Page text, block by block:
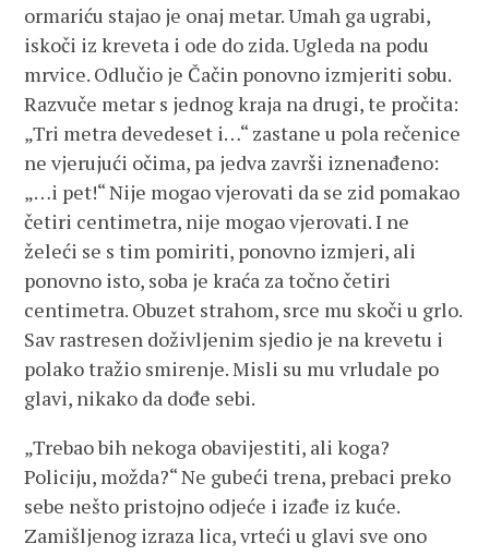
ormariću stajao je onaj metar. Umah ga ugrabi,
iskoči iz kreveta i ode do zida. Ugleda na podu
mrvice. Odlučio je Čačin ponovno izmjeriti sobu.
Razvuče metar s jednog kraja na drugi, te pročita:
„Tri metra devedeset i…“ zastane u pola rečenice
ne vjerujući očima, pa jedva završi iznenađeno:
„…i pet!“ Nije mogao vjerovati da se zid pomakao
četiri centimetra, nije mogao vjerovati. I ne
želeći se s tim pomiriti, ponovno izmjeri, ali
ponovno isto, soba je kraća za točno četiri
centimetra. Obuzet strahom, srce mu skoči u grlo.
Sav rastresen doživljenim sjedio je na krevetu i
polako tražio smirenje. Misli su mu vrludale po
glavi, nikako da dođe sebi.
„Trebao bih nekoga obavijestiti, ali koga?
Policiju, možda?“ Ne gubeći trena, prebaci preko
sebe nešto pristojno odjeće i izađe iz kuće.
Zamišljenog izraza lica, vrteći u glavi sve ono